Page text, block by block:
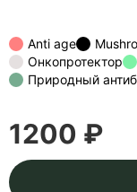
Anti age
Онкопротектор
Природный
1200 ₽